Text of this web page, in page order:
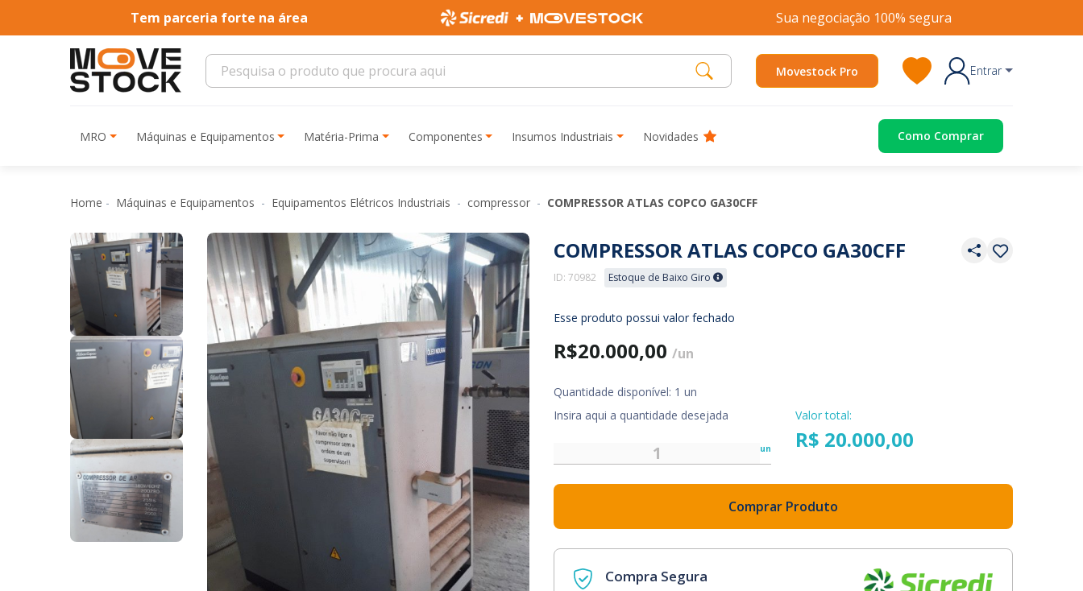
Tem parceria forte na área Sua negociação 100% segura
Movestock Pro Entrar
MRO Máquinas e Equipamentos Matéria-Prima Componentes Insumos Industriais Novidades Como Comprar
Home Máquinas e Equipamentos Equipamentos Elétricos Industriais compressor COMPRESSOR ATLAS COPCO GA30CFF
COMPRESSOR ATLAS COPCO GA30CFF
ID: 70982 Estoque de Baixo Giro
Esse produto possui valor fechado
R$20.000,00 /un
Quantidade disponível: 1 un
Insira aqui a quantidade desejada
un
Valor total:
R$ 20.000,00
Comprar Produto
Compra Segura